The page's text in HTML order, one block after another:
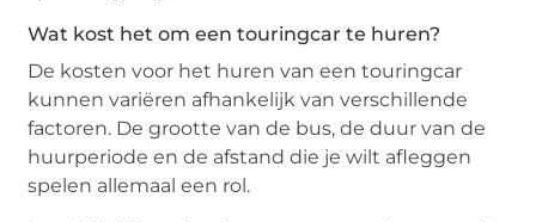
Wat kost het om een touringcar te huren?
De kosten voor het huren van een touringcar
kunnen variëren afhankelijk van verschillende
factoren. De grootte van de bus, de duur van de
huurperiode en de afstand die je wilt afleggen
spelen allemaal een rol.